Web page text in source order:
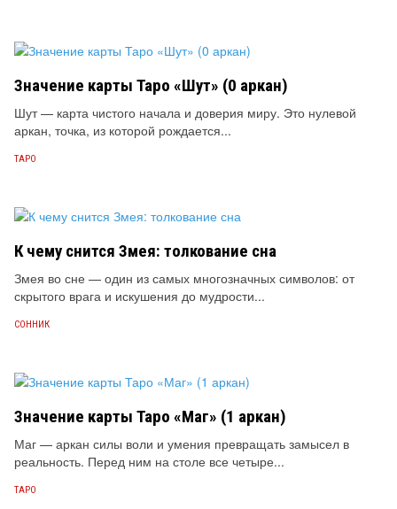
Значение карты Таро «Шут» (0 аркан)
Шут — карта чистого начала и доверия миру. Это нулевой
аркан, точка, из которой рождается...
ТАРО
К чему снится Змея: толкование сна
Змея во сне — один из самых многозначных символов: от
скрытого врага и искушения до мудрости...
СОННИК
Значение карты Таро «Маг» (1 аркан)
Маг — аркан силы воли и умения превращать замысел в
реальность. Перед ним на столе все четыре...
ТАРО